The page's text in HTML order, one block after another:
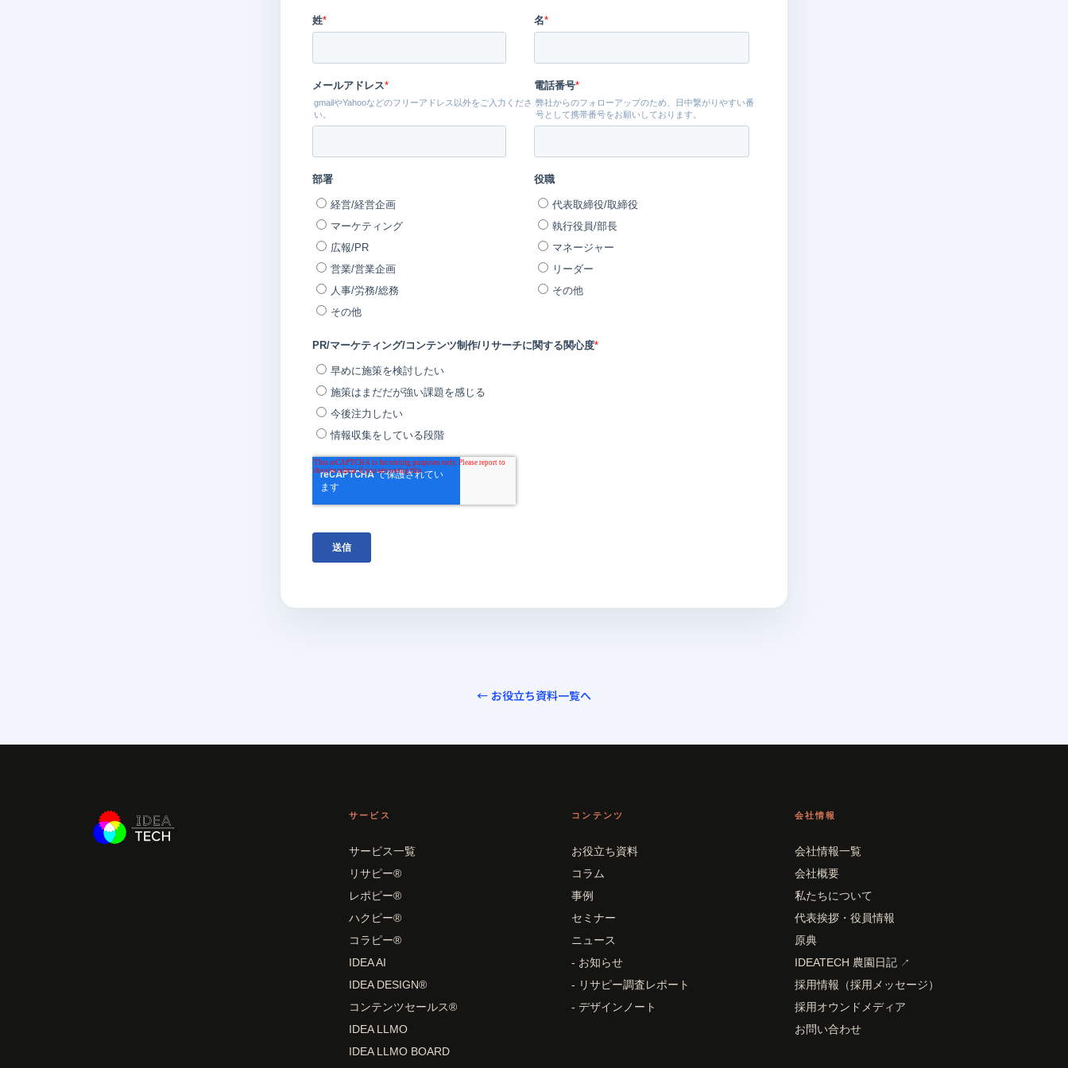
← お役立ち資料一覧へ
サービス
サービス一覧
リサピー®
レポピー®
ハクピー®
コラピー®
IDEA AI
IDEA DESIGN®
コンテンツセールス®
IDEA LLMO
IDEA LLMO BOARD
コンテンツ
お役立ち資料
コラム
事例
セミナー
ニュース
- お知らせ
- リサピー調査レポート
- デザインノート
会社情報
会社情報一覧
会社概要
私たちについて
代表挨拶・役員情報
原典
IDEATECH 農園日記 ↗
採用情報（採用メッセージ）
採用オウンドメディア
お問い合わせ